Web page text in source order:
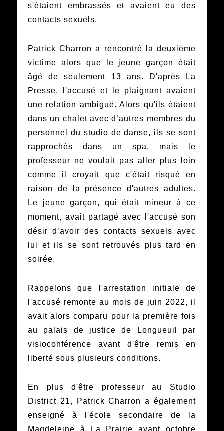
s'étaient embrassés et avaient eu des
contacts sexuels.
Patrick Charron a rencontré la deuxième
victime alors que le jeune garçon était
âgé de seulement 13 ans. D'après La
Presse, l'accusé et le plaignant avaient
une relation ambiguë. Alors qu'ils étaient
dans un chalet avec d’autres membres du
personnel du studio de danse, ils se sont
rapprochés dans un spa, mais le
professeur ne voulait pas aller plus loin
comme il croyait que c'était risqué en
raison de la présence d'autres adultes.
Le jeune garçon, qui était mineur à ce
moment, avait partagé avec l'accusé son
désir d’avoir des contacts sexuels avec
lui et ils se sont retrouvés plus tard en
soirée.
Rappelons que l'arrestation initiale de
l'accusé remonte au mois de juin 2022, il
avait alors comparu pour la première fois
au palais de justice de Longueuil par
visioconférence avant d'être remis en
liberté sous plusieurs conditions.
En plus d'être professeur au Studio
District 21, Patrick Charron a également
enseigné à l'école secondaire de la